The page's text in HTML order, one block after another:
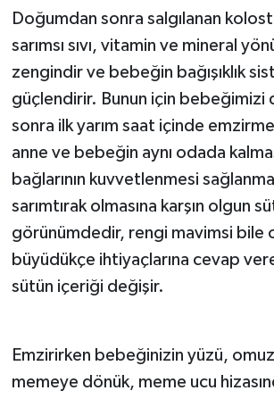
Doğumdan sonra salgılanan
sarımsı sıvı, vitamin ve mineral
zengindir ve bebeğin bağışıklık
güçlendirir. Bunun için bebeğimizi
sonra ilk yarım saat içinde
anne ve bebeğin aynı odada
bağlarının kuvvetlenmesi
sarımtırak olmasına karşın olgun
görünümdedir, rengi mavimsi bile
büyüdükçe ihtiyaçlarına cevap
sütün içeriği değişir.
Emzirirken bebeğinizin yüzü,
memeye dönük, meme ucu